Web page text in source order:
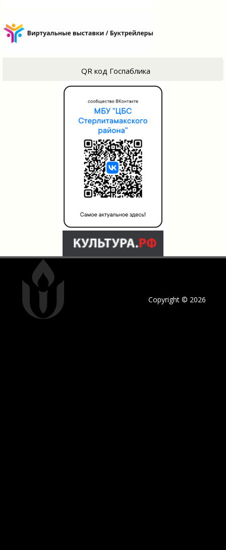
QR код Госпаблика
Copyright © 2026